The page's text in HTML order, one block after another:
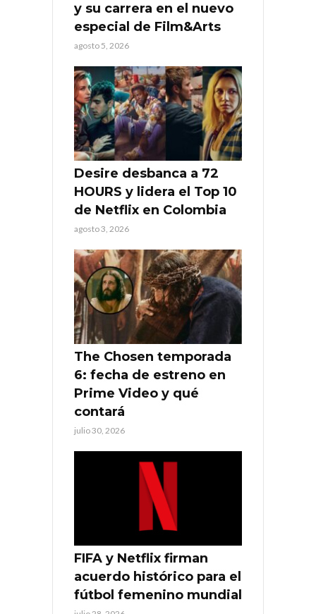
y su carrera en el nuevo
especial de Film&Arts
agosto 5, 2026
Desire desbanca a 72
HOURS y lidera el Top 10
de Netflix en Colombia
agosto 3, 2026
The Chosen temporada
6: fecha de estreno en
Prime Video y qué
contará
julio 30, 2026
FIFA y Netflix firman
acuerdo histórico para el
fútbol femenino mundial